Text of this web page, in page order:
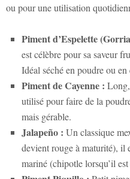
ou pour une utilisation
Piment d’Espelette
est célèbre pour sa saveur
Idéal séché en poudre ou en
Piment de Cayenne :
utilisé pour faire de la
mais gérable.
Jalapeño : Un classique
devient rouge à maturité), il
mariné (chipotle lorsqu’il